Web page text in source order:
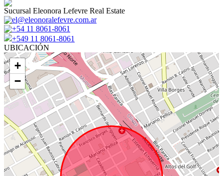
Sucursal Eleonora Lefevre Real Estate
el@eleonoralefevre.com.ar
+54 11 8061-8061
+549 11 8061-8061
UBICACIÓN
+
−